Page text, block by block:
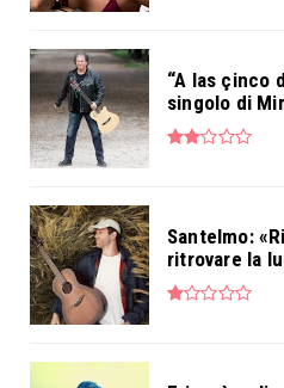
“A las çinco
singolo di
Santelmo:
ritrovare la